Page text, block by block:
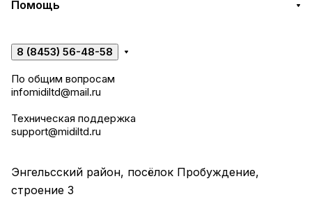
Помощь
8 (8453) 56-48-58
По общим вопросам
infomidiltd@mail.ru
Техническая поддержка
support@midiltd.ru
Энгельсский район, посёлок Пробуждение,
строение 3